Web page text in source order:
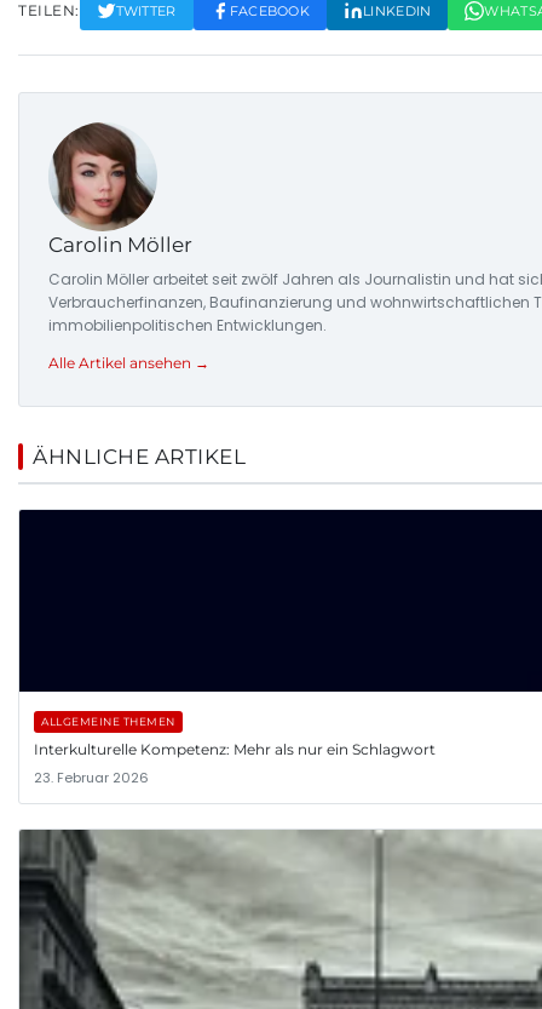
TEILEN: TWITTER FACEBOOK LINKEDIN
Carolin Möller
Carolin Möller arbeitet seit zwölf Jahren als Journalistin und hat
Verbraucherfinanzen, Baufinanzierung und wohnwirtschaftlichen
immobilienpolitischen Entwicklungen.
Alle Artikel ansehen →
ÄHNLICHE ARTIKEL
ALLGEMEINE THEMEN
Interkulturelle Kompetenz: Mehr als nur ein Schlagwort
23. Februar 2026